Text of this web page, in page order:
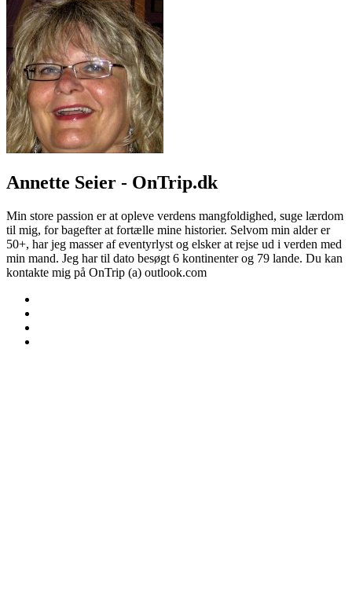
Annette Seier - OnTrip.dk
Min store passion er at opleve verdens mangfoldighed, suge lærdom
til mig, for bagefter at fortælle mine historier. Selvom min alder er
50+, har jeg masser af eventyrlyst og elsker at rejse ud i verden med
min mand. Jeg har til dato besøgt 6 kontinenter og 79 lande. Du kan
kontakte mig på OnTrip (a) outlook.com